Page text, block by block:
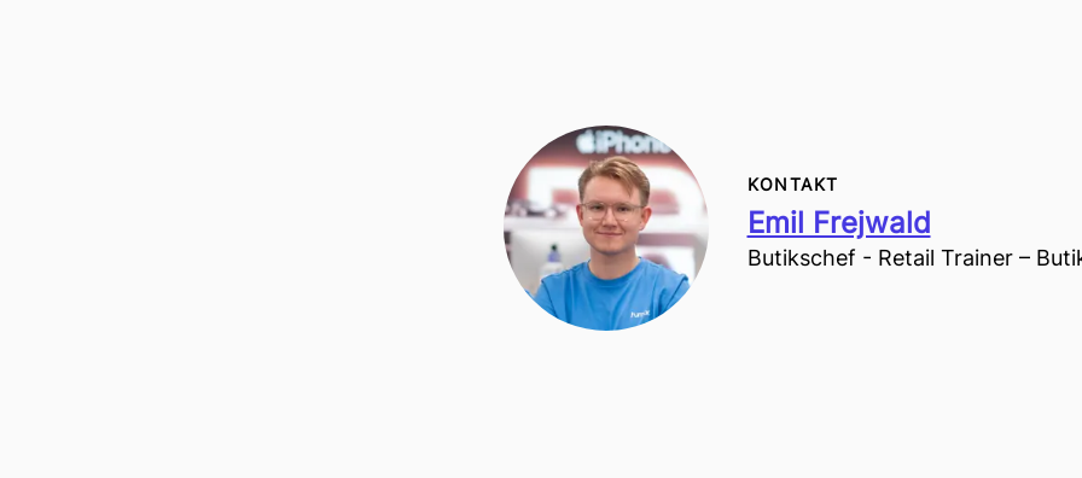
KONTAKT
Emil Frejwald
Butikschef - Retail Trainer –